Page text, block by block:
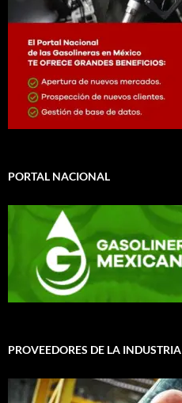
PORTAL NACIONAL
PROVEEDORES DE LA INDUSTRIA